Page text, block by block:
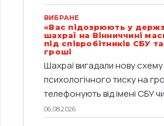
ВИБРАНЕ
«Вас підозрюють у
шахраї на Вінниччині
під співробітників СБУ
гроші
Шахраї вигадали нову схему
психологічного тиску на
телефонують від імені СБУ
06.08.2026